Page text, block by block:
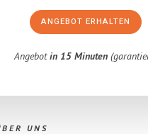
ANGEBOT ERHALTEN
Angebotin 15 Minuten
UNS